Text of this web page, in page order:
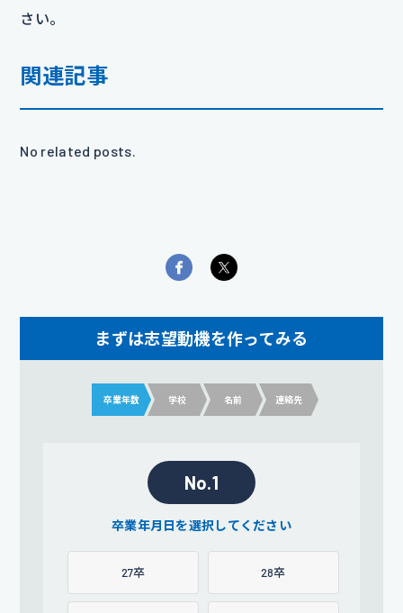
さい。
関連記事
No related posts.
まずは志望動機を作ってみる
卒業年数 学校 名前 連絡先
No.1
卒業年月日を選択してください
27卒 28卒